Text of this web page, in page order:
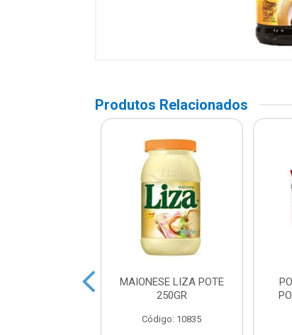
Produtos Relacionados
MAIONESE LIZA POTE
250GR
Código: 10835